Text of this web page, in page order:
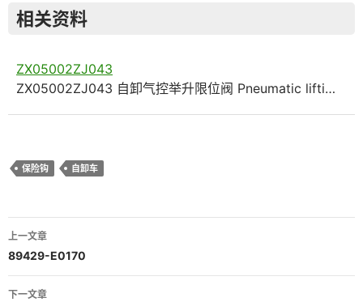
相关资料
ZX05002ZJ043
ZX05002ZJ043 自卸气控举升限位阀 Pneumatic lifti…
保险钩 自卸车
文
章
导
上一文章
89429-E0170
下一文章